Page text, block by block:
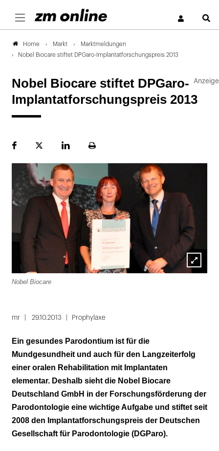
Home Markt
Marktmeldungen
Nobel Biocare stiftet DPGaro-Implantatforschungspreis 2013
Nobel Biocare stiftet DPGaro-
Implantatforschungspreis 2013
FacebookPlattformLinekdInSeite
Lightbox
Nobel Biocare
mr 29.10.2013 Prophylaxe
Ein gesundes Parodontium ist für die
Mundgesundheit und auch für den Langzeiterfolg
einer oralen Rehabilitation mit Implantaten
elementar. Deshalb sieht die Nobel Biocare
Deutschland GmbH in der Forschungsförderung der
Parodontologie eine wichtige Aufgabe und stiftet seit
2008 den Implantatforschungspreis der Deutschen
Gesellschaft für Parodontologie (DGParo).